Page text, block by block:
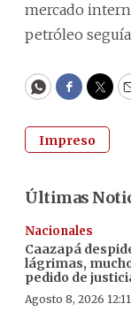
mercado
petróleo
WhatsApp
Impreso
Últimas
Nacionales
Caazapá
lágrimas,
pedido de
Agosto 8, 2026